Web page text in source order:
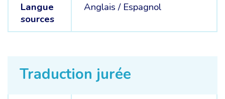
Langue
sources
Anglais / Espagnol
Traduction jurée